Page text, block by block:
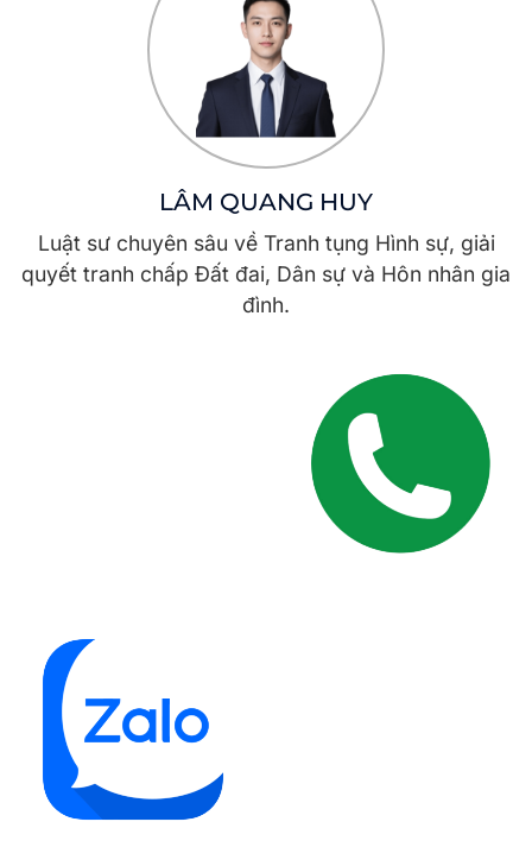
LÂM QUANG HUY
Luật sư chuyên sâu về Tranh tụng Hình sự, giải
quyết tranh chấp Đất đai, Dân sự và Hôn nhân gia
đình.